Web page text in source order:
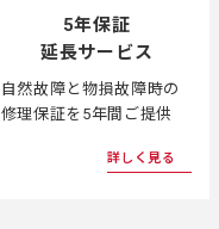
5年保証
延長サービス
自然故障と物損故障時の
修理保証を5年間ご提供
詳しく見る